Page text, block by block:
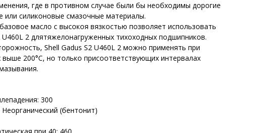
где в противном случае были бы необходимы дорогие
или силиконовые смазочные материалы.
масло с высокоя вязкостью позволяет использовать
U460L 2 длятяжелонагруженных тихоходных подшипников.
Shell Gadus S2 U460L 2 можно применять при
выше 200°C, но только присоответствующих интервалах
300
Неорганический (бентонит)